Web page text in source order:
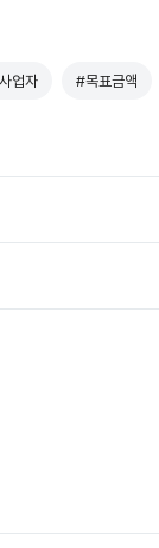
업자 #목표금액